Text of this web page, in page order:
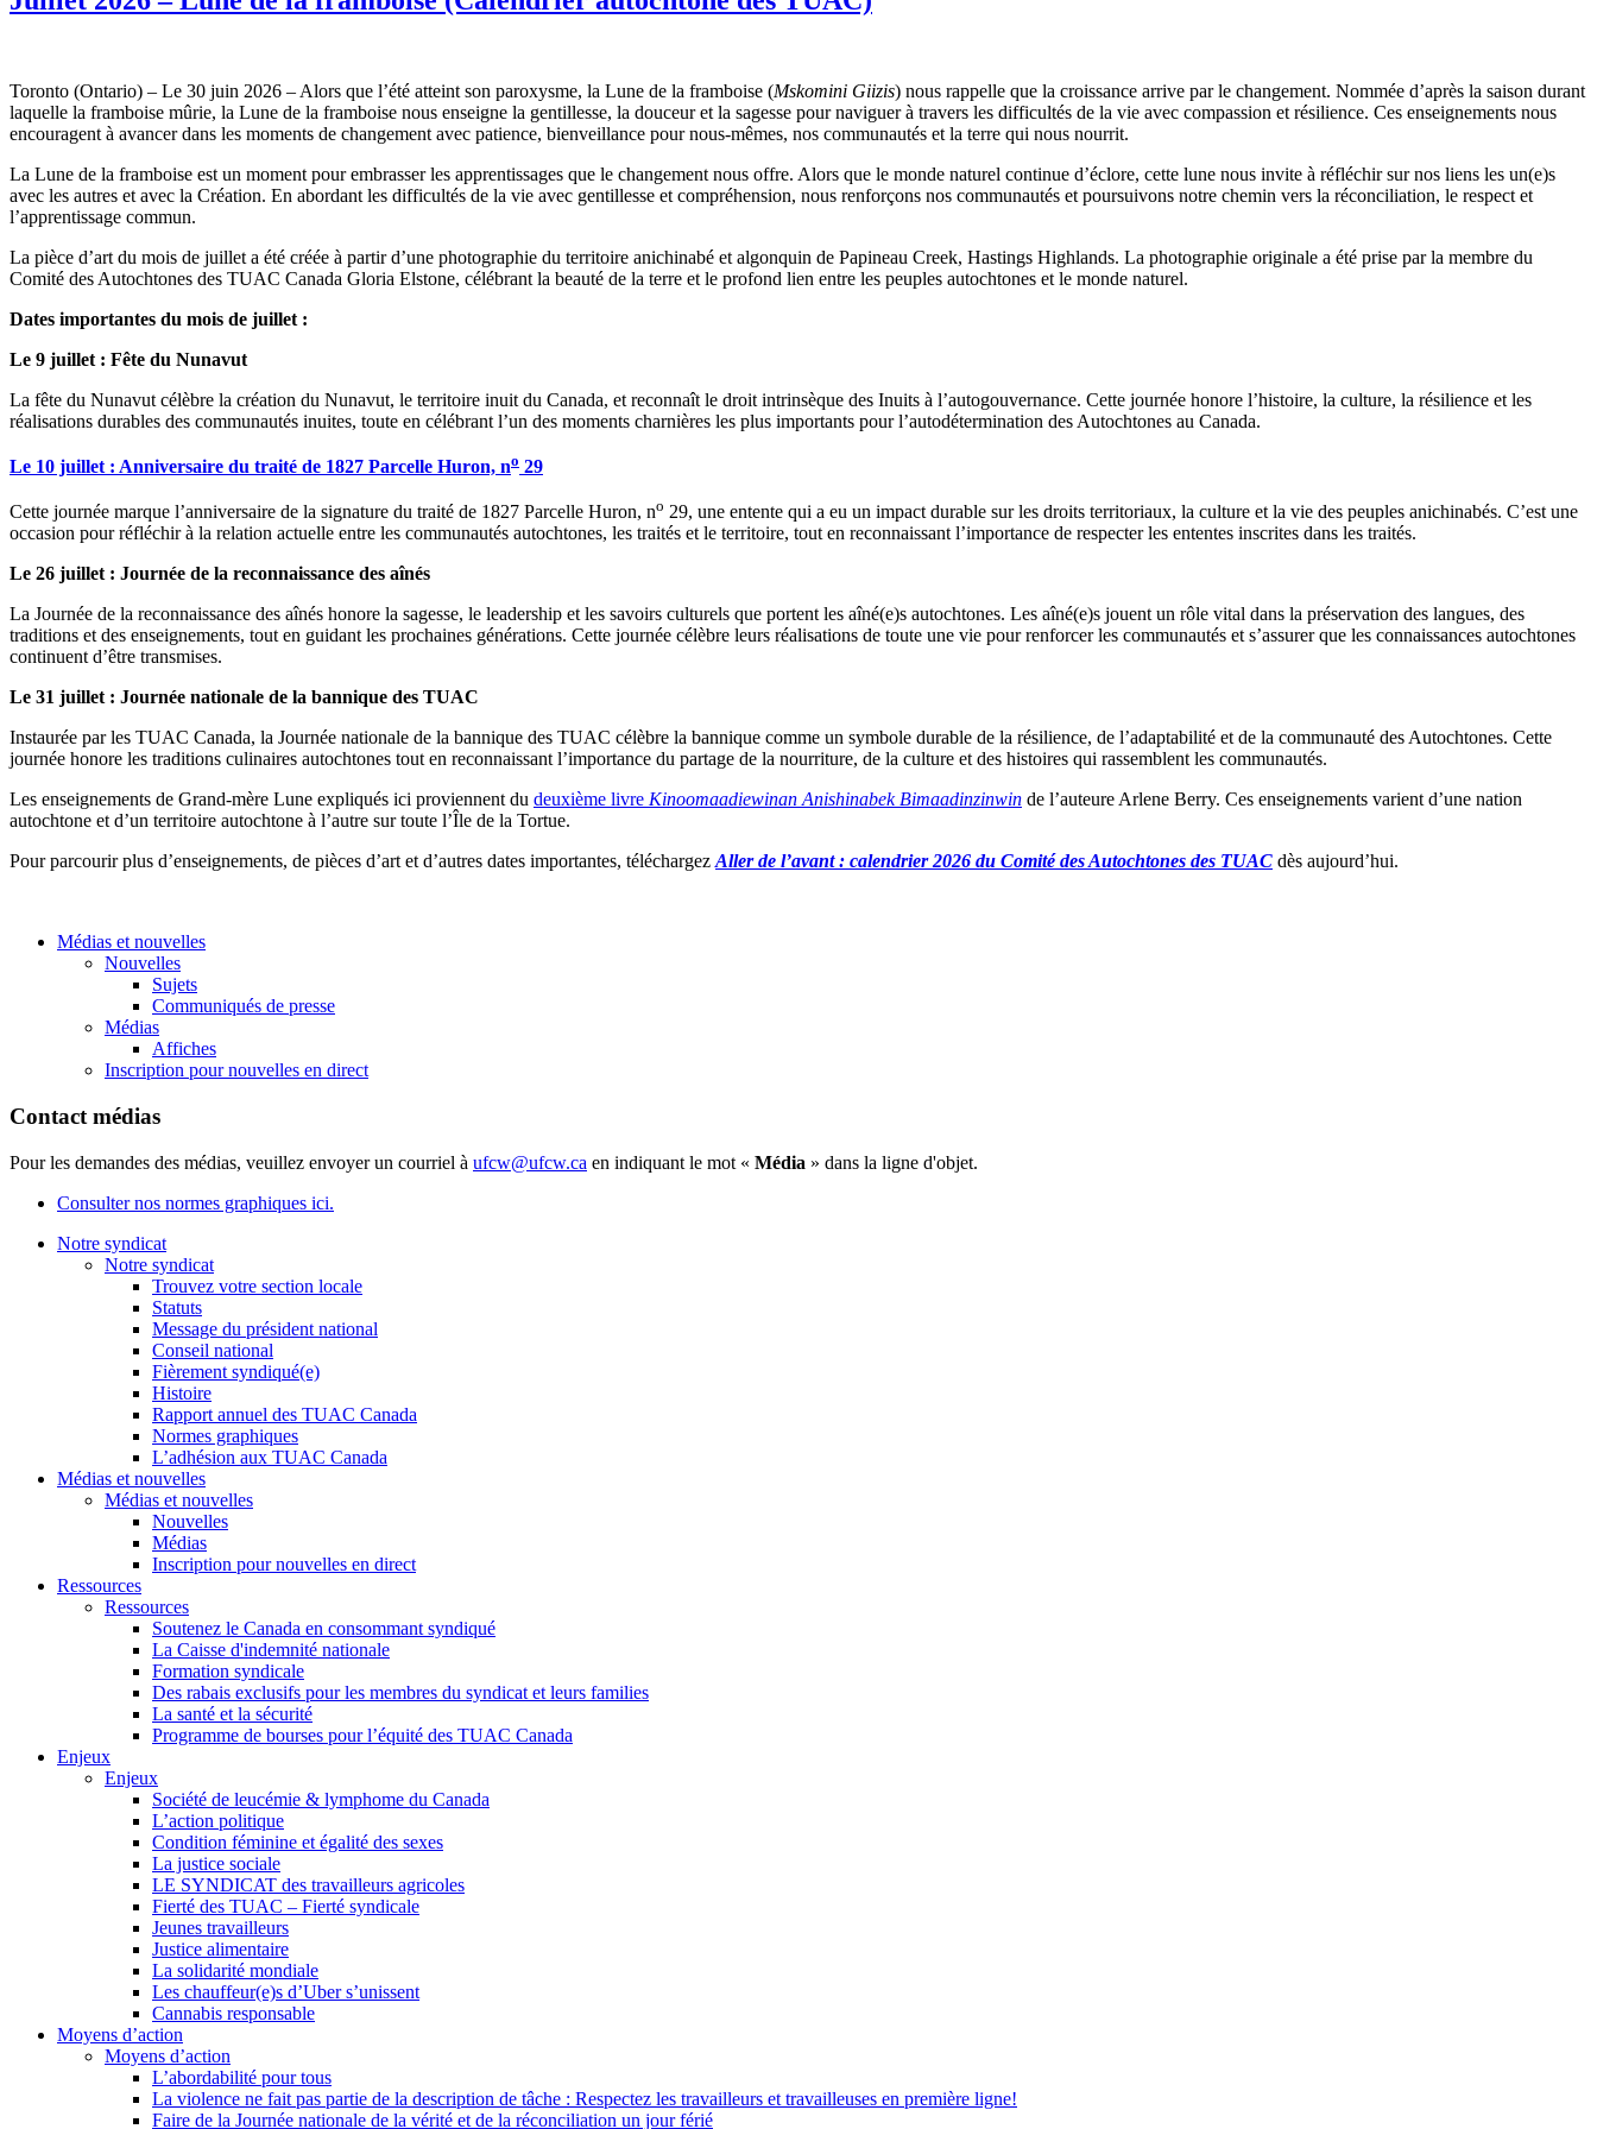
Toronto (Ontario) – Le 30 juin 2026 – Alors que l’été atteint son paroxysme, la Lune de la framboise (Mskomini Giizis) nous rappelle que la croissance arrive par le changement. Nommée d’après la saison durant
laquelle la framboise mûrie, la Lune de la framboise nous enseigne la gentillesse, la douceur et la sagesse pour naviguer à travers les difficultés de la vie avec compassion et résilience. Ces enseignements nous
encouragent à avancer dans les moments de changement avec patience, bienveillance pour nous-mêmes, nos communautés et la terre qui nous nourrit.
La Lune de la framboise est un moment pour embrasser les apprentissages que le changement nous offre. Alors que le monde naturel continue d’éclore, cette lune nous invite à réfléchir sur nos liens les un(e)s
avec les autres et avec la Création. En abordant les difficultés de la vie avec gentillesse et compréhension, nous renforçons nos communautés et poursuivons notre chemin vers la réconciliation, le respect et
l’apprentissage commun.
La pièce d’art du mois de juillet a été créée à partir d’une photographie du territoire anichinabé et algonquin de Papineau Creek, Hastings Highlands. La photographie originale a été prise par la membre du
Comité des Autochtones des TUAC Canada Gloria Elstone, célébrant la beauté de la terre et le profond lien entre les peuples autochtones et le monde naturel.
Dates importantes du mois de juillet :
Le 9 juillet : Fête du Nunavut
La fête du Nunavut célèbre la création du Nunavut, le territoire inuit du Canada, et reconnaît le droit intrinsèque des Inuits à l’autogouvernance. Cette journée honore l’histoire, la culture, la résilience et les
réalisations durables des communautés inuites, toute en célébrant l’un des moments charnières les plus importants pour l’autodétermination des Autochtones au Canada.
Le 10 juillet : Anniversaire du traité de 1827 Parcelle Huron, no 29
Cette journée marque l’anniversaire de la signature du traité de 1827 Parcelle Huron, no 29, une entente qui a eu un impact durable sur les droits territoriaux, la culture et la vie des peuples anichinabés. C’est une
occasion pour réfléchir à la relation actuelle entre les communautés autochtones, les traités et le territoire, tout en reconnaissant l’importance de respecter les ententes inscrites dans les traités.
Le 26 juillet : Journée de la reconnaissance des aînés
La Journée de la reconnaissance des aînés honore la sagesse, le leadership et les savoirs culturels que portent les aîné(e)s autochtones. Les aîné(e)s jouent un rôle vital dans la préservation des langues, des
traditions et des enseignements, tout en guidant les prochaines générations. Cette journée célèbre leurs réalisations de toute une vie pour renforcer les communautés et s’assurer que les connaissances autochtones
continuent d’être transmises.
Le 31 juillet : Journée nationale de la bannique des TUAC
Instaurée par les TUAC Canada, la Journée nationale de la bannique des TUAC célèbre la bannique comme un symbole durable de la résilience, de l’adaptabilité et de la communauté des Autochtones. Cette
journée honore les traditions culinaires autochtones tout en reconnaissant l’importance du partage de la nourriture, de la culture et des histoires qui rassemblent les communautés.
Les enseignements de Grand-mère Lune expliqués ici proviennent du deuxième livre Kinoomaadiewinan Anishinabek Bimaadinzinwin de l’auteure Arlene Berry. Ces enseignements varient d’une nation
autochtone et d’un territoire autochtone à l’autre sur toute l’Île de la Tortue.
Pour parcourir plus d’enseignements, de pièces d’art et d’autres dates importantes, téléchargez Aller de l’avant : calendrier 2026 du Comité des Autochtones des TUAC dès aujourd’hui.
Médias et nouvelles
Nouvelles
Sujets
Communiqués de presse
Médias
Affiches
Inscription pour nouvelles en direct
Contact médias
Pour les demandes des médias, veuillez envoyer un courriel à ufcw@ufcw.ca en indiquant le mot « Média » dans la ligne d'objet.
Consulter nos normes graphiques ici.
Notre syndicat
Notre syndicat
Trouvez votre section locale
Statuts
Message du président national
Conseil national
Fièrement syndiqué(e)
Histoire
Rapport annuel des TUAC Canada
Normes graphiques
L’adhésion aux TUAC Canada
Médias et nouvelles
Médias et nouvelles
Nouvelles
Médias
Inscription pour nouvelles en direct
Ressources
Ressources
Soutenez le Canada en consommant syndiqué
La Caisse d'indemnité nationale
Formation syndicale
Des rabais exclusifs pour les membres du syndicat et leurs families
La santé et la sécurité
Programme de bourses pour l’équité des TUAC Canada
Enjeux
Enjeux
Société de leucémie & lymphome du Canada
L’action politique
Condition féminine et égalité des sexes
La justice sociale
LE SYNDICAT des travailleurs agricoles
Fierté des TUAC – Fierté syndicale
Jeunes travailleurs
Justice alimentaire
La solidarité mondiale
Les chauffeur(e)s d’Uber s’unissent
Cannabis responsable
Moyens d’action
Moyens d’action
L’abordabilité pour tous
La violence ne fait pas partie de la description de tâche : Respectez les travailleurs et travailleuses en première ligne!
Faire de la Journée nationale de la vérité et de la réconciliation un jour férié